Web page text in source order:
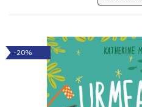
-20%